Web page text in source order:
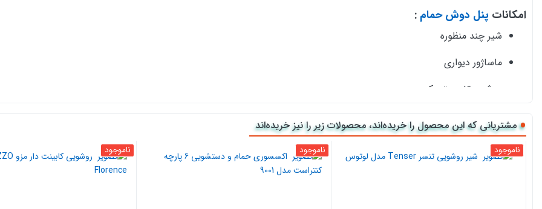
امکانات پنل دوش حمام :
شیر چند منظوره
ماساژور دیواری
دوش سقفی متحرک
صندلی گارد طبقه
مشتریانی که این محصول را خریده‌اند، محصولات زیر را نیز خریده‌اند
ناموجود ناموجود ناموجود